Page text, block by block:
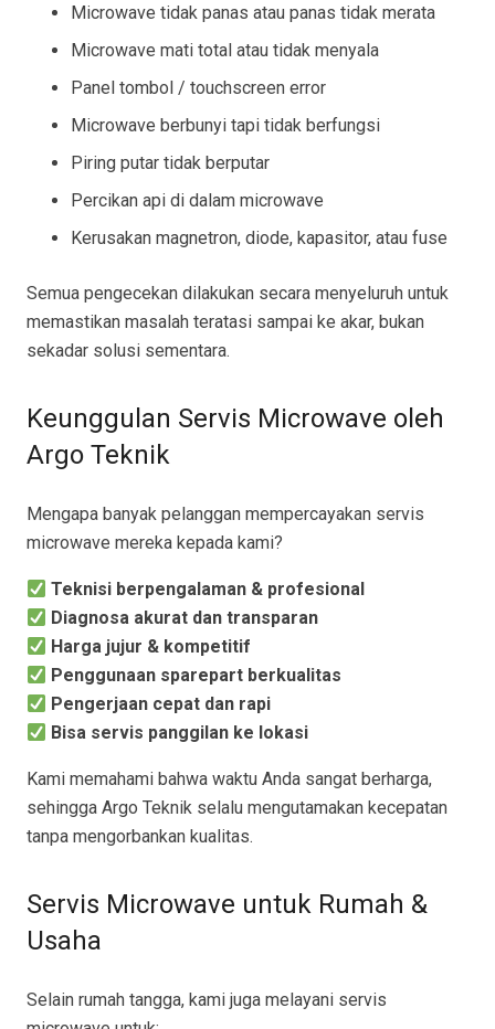
Microwave tidak panas atau panas tidak merata
Microwave mati total atau tidak menyala
Panel tombol / touchscreen error
Microwave berbunyi tapi tidak berfungsi
Piring putar tidak berputar
Percikan api di dalam microwave
Kerusakan magnetron, diode, kapasitor, atau fuse
Semua pengecekan dilakukan secara menyeluruh untuk
memastikan masalah teratasi sampai ke akar, bukan
sekadar solusi sementara.
Keunggulan Servis Microwave oleh
Argo Teknik
Mengapa banyak pelanggan mempercayakan servis
microwave mereka kepada kami?
Teknisi berpengalaman & profesional
Diagnosa akurat dan transparan
Harga jujur & kompetitif
Penggunaan sparepart berkualitas
Pengerjaan cepat dan rapi
Bisa servis panggilan ke lokasi
Kami memahami bahwa waktu Anda sangat berharga,
sehingga Argo Teknik selalu mengutamakan kecepatan
tanpa mengorbankan kualitas.
Servis Microwave untuk Rumah &
Usaha
Selain rumah tangga, kami juga melayani servis